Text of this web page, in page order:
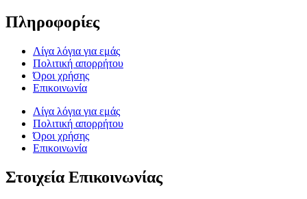
Πληροφορίες
Λίγα λόγια για εμάς
Πολιτική απορρήτου
Όροι χρήσης
Επικοινωνία
Λίγα λόγια για εμάς
Πολιτική απορρήτου
Όροι χρήσης
Επικοινωνία
Στοιχεία Επικοινωνίας